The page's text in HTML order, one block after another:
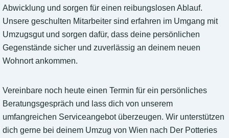
Abwicklung und sorgen für einen reibungslosen Ablauf.
Unsere geschulten Mitarbeiter sind erfahren im Umgang mit
Umzugsgut und sorgen dafür, dass deine persönlichen
Gegenstände sicher und zuverlässig an deinem neuen
Wohnort ankommen.
Vereinbare noch heute einen Termin für ein persönliches
Beratungsgespräch und lass dich von unserem
umfangreichen Serviceangebot überzeugen. Wir unterstützen
dich gerne bei deinem Umzug von Wien nach Der Potteries